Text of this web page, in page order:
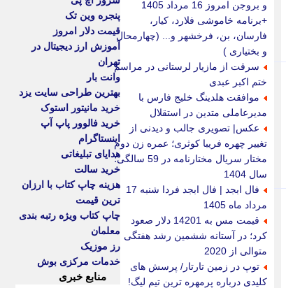
و بروجن امروز 16 مرداد 1405
+برنامه خاموشی فلارد، کیار،
فارسان، بن، فرخشهر و... (چهارمحال
و بختیاری )
سرقت از مازیار لرستانی در مراسم
ختم اکبر عبدی
موافقت هلدینگ خلیج فارس با
مدیرعاملی متدین در استقلال
عکس| تصویری جالب و دیدنی از
تغییر چهره فریبا کوثری؛ عمره زن دوم
مختار سریال مختارنامه در 59 سالگی؛
سال 1404
فال ابجد | فال ابجد فردا شنبه 17
مرداد ماه 1405
قیمت مس به 14201 دلار صعود
کرد؛ در آستانه ششمین رشد هفتگی
متوالی از 2020
توپ در زمین تارتار/ پرسش های
کلیدی درباره پرمهره ترین تیم لیگ!
پنجره وین تک
قیمت دلار امروز
آموزش ارز دیجیتال در
تهران
وانت بار
بهترین طراحی سایت یزد
خرید مانیتور استوک
خرید فالوور پاپ آپ
اینستاگرام
هدایای تبلیغاتی
خرید سالت
هزینه چاپ کتاب با ارزان
ترین قیمت
چاپ کتاب ویژه رتبه بندی
معلمان
رز موزیک
خدمات مرکزی بوش
منابع خبری